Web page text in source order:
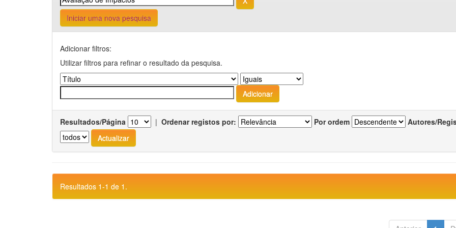
Iniciar uma nova pesquisa
Adicionar filtros:
Utilizar filtros para refinar o resultado da pesquisa.
Resultados/Página | Ordenar registos por: Por ordem Autores/
Resultados 1-1 de 1.